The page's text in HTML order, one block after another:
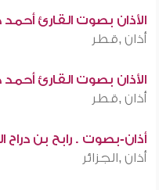
الأذان بصوت القارئ
أذان ,قطر
الأذان بصوت القارئ
أذان ,قطر
أذان-بصوت . رابح بن دراح
أذان ,الجزائر